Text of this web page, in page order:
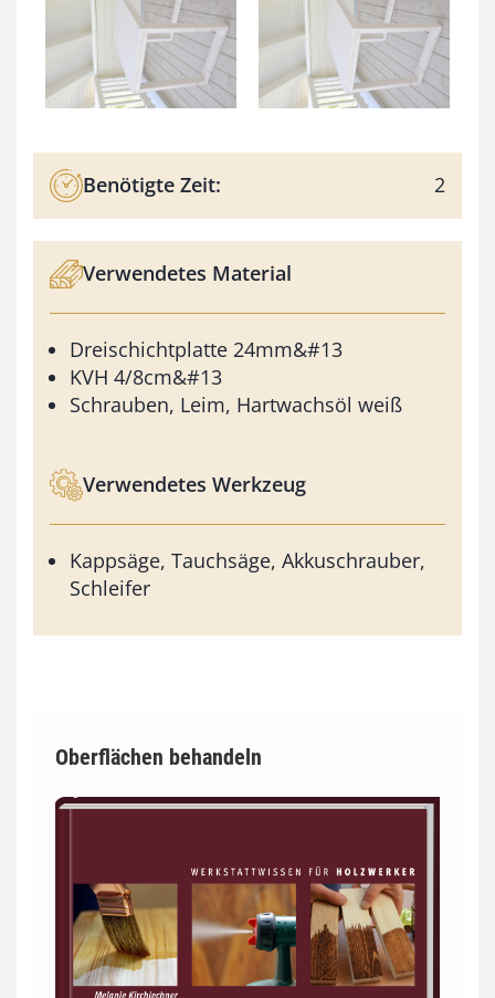
Benötigte Zeit: 2
Verwendetes Material
Dreischichtplatte 24mm&#13
KVH 4/8cm&#13
Schrauben, Leim, Hartwachsöl weiß
Verwendetes Werkzeug
Kappsäge, Tauchsäge, Akkuschrauber,
Schleifer
Oberflächen behandeln